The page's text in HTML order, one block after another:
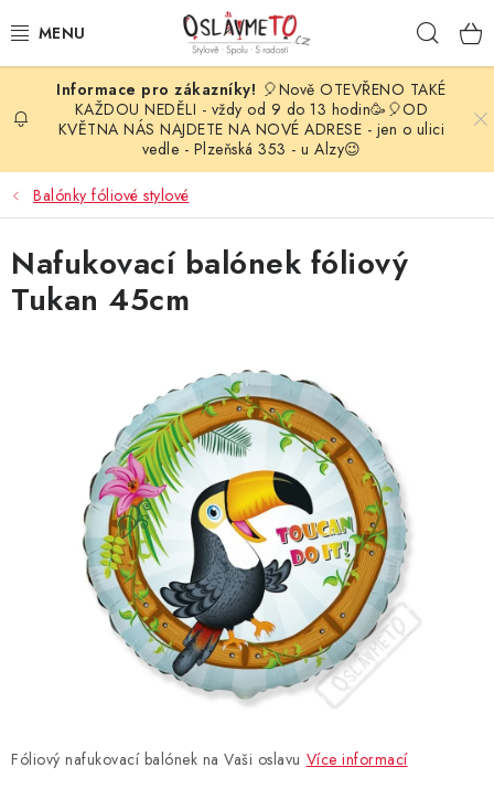
na
OSLAVA NAROZENIN
STYLOVÁ PARTY
DEKORACE A VÝZDOBA
BALÓNKY
PARTY STOLOVÁNÍ
SVATEBNÍ DOPLŇKY
BARVY NA OBLIČEJ A VLASY
BLAHOPŘÁNÍ
BUBLIFUKY
DORTOVÉ SVÍČKY A OZDOBY
DÁRKY
🎈Nově OTEVŘENO TAKÉ
KAŽDOU NEDĚLI - vždy od 9 do 13 hodin🥳🎈OD
KVĚTNA NÁS NAJDETE NA NOVÉ ADRESE - jen o ulici
vedle - Plzeňská 353 - u Alzy😉
Balónky fóliové stylové
Fóliový nafukovací balónek na Vaši oslavu Více informací
Nafukovací balónek fóliový
Tukan 45cm